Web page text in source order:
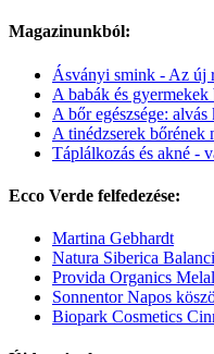
Magazinunkból:
Ásványi smink - Az új
A babák és gyermekek
A bőr egészsége: alvás
A tinédzserek bőrének
Táplálkozás és akné -
Ecco Verde felfedezése:
Martina Gebhardt
Natura Siberica
Provida Organics
Sonnentor Napos
Biopark Cosmetics